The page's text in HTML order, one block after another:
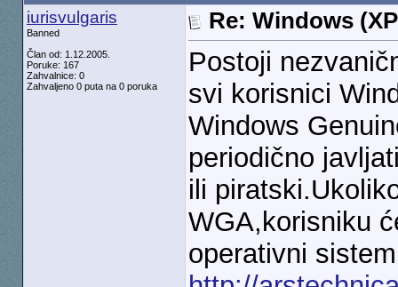
iurisvulgaris
Banned
Član od: 1.12.2005.
Poruke: 167
Zahvalnice: 0
Zahvaljeno 0 puta na 0 poruka
Re: Windows
Postoji
svi korisnici
Windows
periodično
ili
WGA,korisniku
operativni